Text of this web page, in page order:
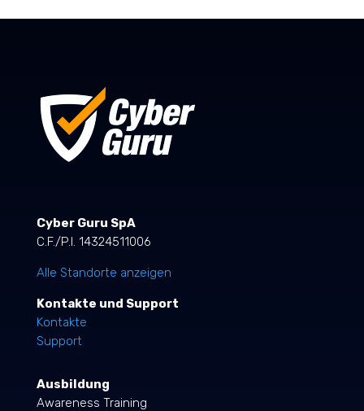
Cyber Guru SpA
C.F./P.I. 14324511006
Alle Standorte anzeigen
Kontakte und Support
Kontakte
Support
Ausbildung
Awareness Training